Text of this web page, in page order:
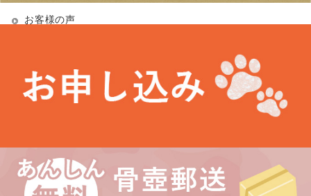
お客様の声
最近の投稿
埼玉県 Kさま（あかりちゃん・きなりちゃん）
千葉県 Uさま（エルフちゃん・ソルシエールちゃん）
愛知県 Kさま（Litoちゃん）